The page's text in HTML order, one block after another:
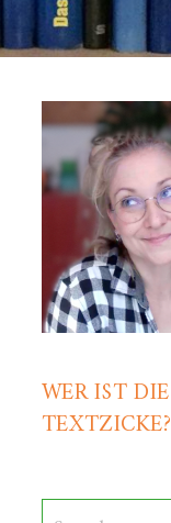
WER IST DIE
TEXTZICKE?